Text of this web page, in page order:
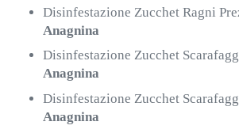
Disinfestazione Zucchet Ragni
Anagnina
Disinfestazione Zucchet
Anagnina
Disinfestazione Zucchet
Anagnina